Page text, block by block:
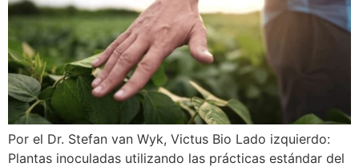
Por el Dr. Stefan van Wyk, Victus Bio Lado izquierdo:
Plantas inoculadas utilizando las prácticas estándar del